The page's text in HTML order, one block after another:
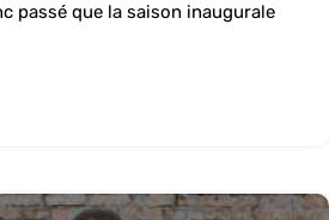
passé que la saison inaugurale